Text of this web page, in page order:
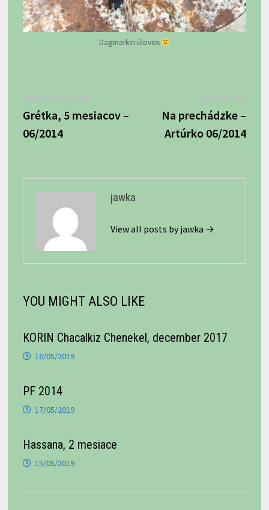
Dagmarkin úlovok
v
článku
post:
Grétka, 5 mesiacov –
06/2014
Na prechádzke –
Artúrko 06/2014
jawka
View all posts by jawka →
YOU MIGHT ALSO LIKE
KORIN Chacalkiz Chenekel, december 2017
16/05/2019
PF 2014
17/05/2019
Hassana, 2 mesiace
15/05/2019